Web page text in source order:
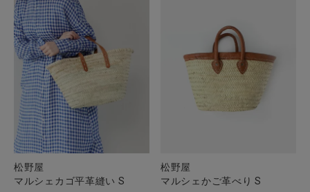
松野屋
マルシェカゴ平革縫い S
松野屋
マルシェかご革べり S